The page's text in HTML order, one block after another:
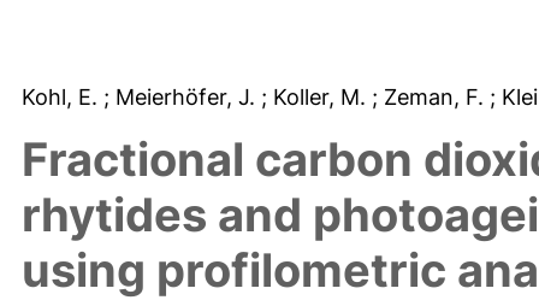
Kohl, E. ; Meierhöfer, J. ; Koller, M. ; Zeman, F. ;
Fractional carbon
rhytides and
using profilometric